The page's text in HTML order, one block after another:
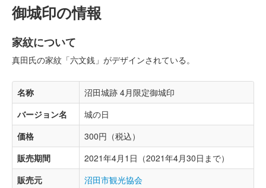
御城印の情報
家紋について
真田氏の家紋「六文銭」がデザインされている。
名称
沼田城跡 4月限定御城印
バージョン名
城の日
価格
300円（税込）
販売期間
2021年4月1日（2021年4月30日まで）
販売元
沼田市観光協会